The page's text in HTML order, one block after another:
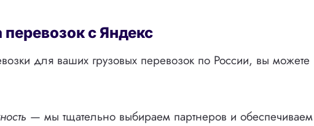
с Яндекс
для ваших грузовых перевозок по России, вы можете
— мы тщательно выбираем партнеров и обеспечиваем